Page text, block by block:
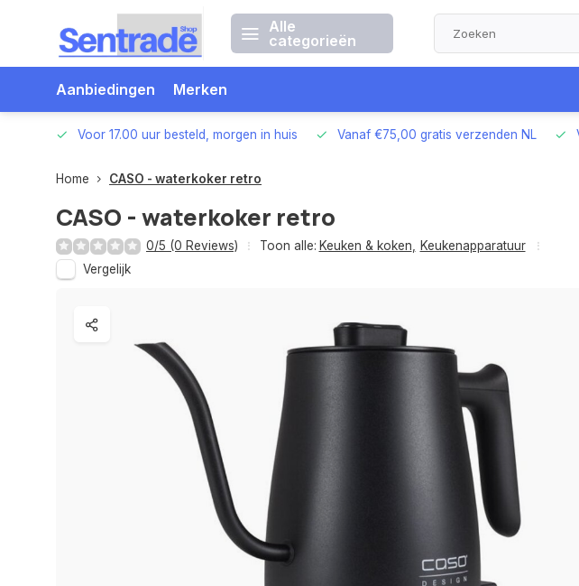
Alle
categorieën
Aanbiedingen Merken
Voor 17.00 uur besteld, morgen in huis Vanaf €75,00 gratis verzenden NL
Home CASO - waterkoker retro
CASO - waterkoker retro
0/5 (0 Reviews) Toon alle: Keuken & koken
Keukenapparatuur
Vergelijk